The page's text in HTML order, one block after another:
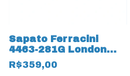
Sapato Ferracini
4463-281G London
Couro Natural Alpina
18747 Preto
R$359,00